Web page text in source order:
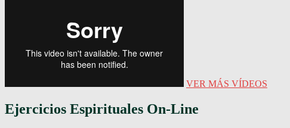
VER MÁS VÍDEOS
Ejercicios Espirituales On-Line